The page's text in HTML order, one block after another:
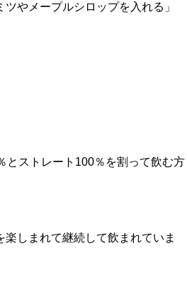
やメープルシロップを入れる」
とストレート100％を割って飲む方
しまれて継続して飲まれていま